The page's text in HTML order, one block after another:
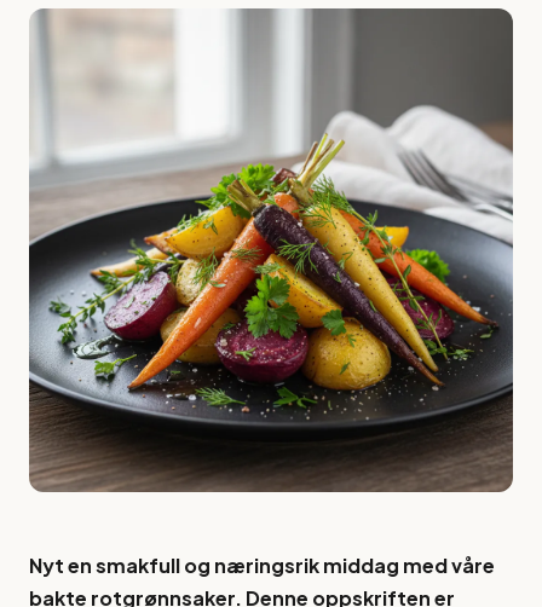
Nyt en smakfull og næringsrik middag med våre
bakte rotgrønnsaker. Denne oppskriften er